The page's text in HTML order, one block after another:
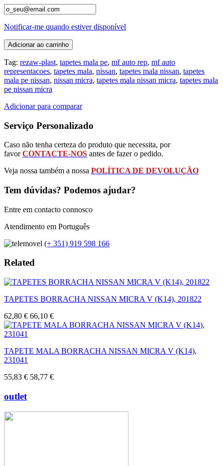
Notificar-me quando estiver disponível
Adicionar ao carrinho
Tag: rezaw-plast, tapetes mala pe, mf auto rep, mf auto
representacoes, tapetes mala, nissan, tapetes mala nissan, tapetes
mala pe nissan, nissan micra, tapetes mala nissan micra, tapetes mala
pe nissan micra
Adicionar para comparar
Serviço Personalizado
Caso não tenha certeza do produto que necessita, por
favorCONTACTE-NOS antes de fazer o pedido.
Veja nossa também a nossa POLÍTICA DE DEVOLUÇÃO
Tem dúvidas? Podemos ajudar?
Entre em contacto connosco
Atendimento em Português
(+ 351) 919 598 166
Related
TAPETES BORRACHA NISSAN MICRA V (K14), 201822
62,80 € 66,10 €
TAPETE MALA BORRACHA NISSAN MICRA V (K14),
231041
55,83 € 58,77 €
outlet